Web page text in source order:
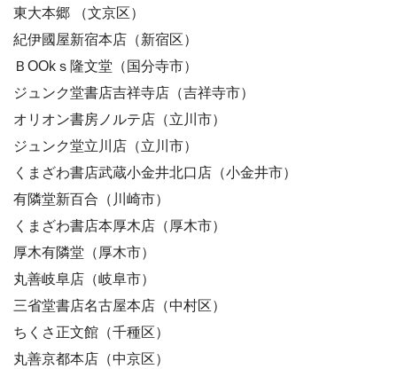
東大本郷 （文京区）
紀伊國屋新宿本店（新宿区）
ＢOOkｓ隆文堂（国分寺市）
ジュンク堂書店吉祥寺店（吉祥寺市）
オリオン書房ノルテ店（立川市）
ジュンク堂立川店（立川市）
くまざわ書店武蔵小金井北口店（小金井市）
有隣堂新百合（川崎市）
くまざわ書店本厚木店（厚木市）
厚木有隣堂（厚木市）
丸善岐阜店（岐阜市）
三省堂書店名古屋本店（中村区）
ちくさ正文館（千種区）
丸善京都本店（中京区）